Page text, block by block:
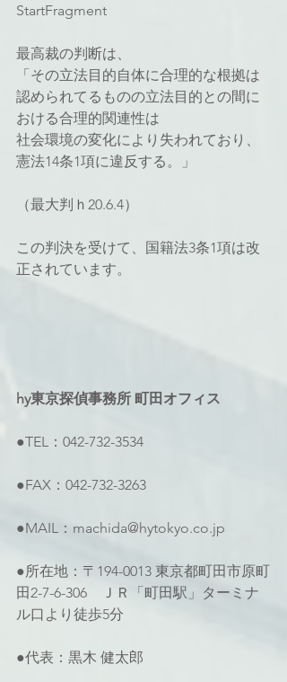
StartFragment
最高裁の判断は、
「その立法目的自体に合理的な根拠は
認められてるものの立法目的との間に
おける合理的関連性は
社会環境の変化により失われており、
憲法14条1項に違反する。」
（最大判ｈ20.6.4）
この判決を受けて、国籍法3条1項は改
正されています。
hy東京探偵事務所 町田オフィス
●TEL：042-732-3534
●FAX：042-732-3263
●MAIL：machida@hytokyo.co.jp
●所在地：〒194-0013 東京都町田市原町
田2-7-6-306　ＪＲ「町田駅」ターミナ
ル口より徒歩5分
●代表：黒木 健太郎